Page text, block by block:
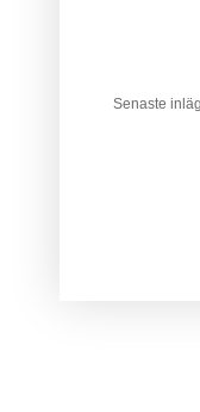
Senaste